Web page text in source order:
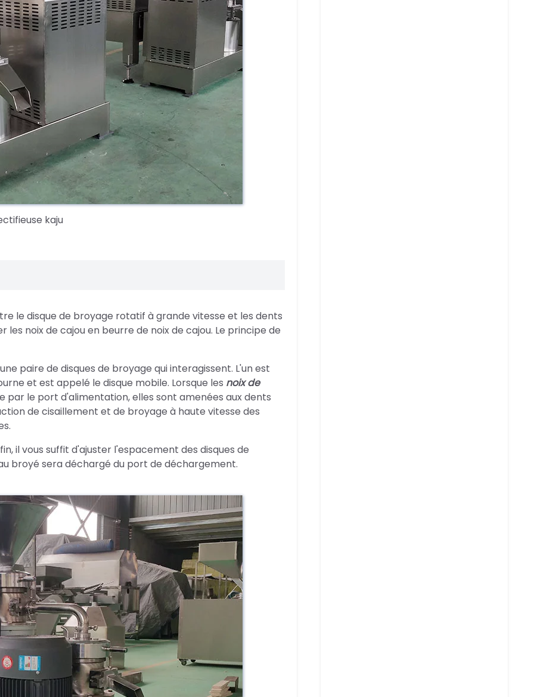
kaju
le disque de broyage rotatif à grande vitesse et les dents
noix de cajou en beurre de noix de cajou. Le principe de
paire de disques de broyage qui interagissent. L'un est
et est appelé le disque mobile. Lorsque les noix de
par le port d'alimentation, elles sont amenées aux dents
de cisaillement et de broyage à haute vitesse des
il vous suffit d'ajuster l'espacement des disques de
broyé sera déchargé du port de déchargement.